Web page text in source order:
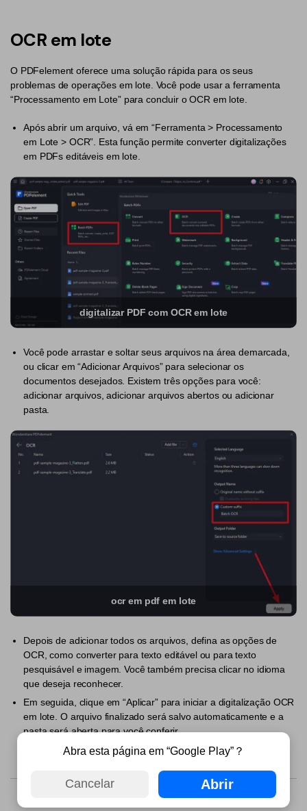
Juntar PDF
Leitor de PDF com IA
Cloud
PDFelement Cloud
Novo PDFelement：
rápido e fácil
Do poder da IA às ferramentas em massa – o novo
PDFelement torna qualquer tarefa em PDF simples e rápida.
Organizar PDF
Formulário PDF
PDF em Lote
Assinar Legalmente
Redigir Inteligente
PDF OCR
Extrair Dados em PDF
PDF Protegido por Senha
Compartilhar PDF
IA de PDF
Resumidor de PDF com IA
Tradutor de PDF com IA
Explicar PDF com IA
Conversar com Documento
Gerador de imagens com IA
Todos os recursos do PDF
Dicas de negócios
Conhecimento de PDF
Soluções de PDF para
Serviço de TI
Jurídico
Saúde
Financeiro
Governo
Publicação
Freelancer
Avaliações & Prêmios
Histórias de clientes
Avaliações de clientes
Prêmios G2
PDFelement para Android
Vídeos Tutoriais
Suporte
Contatar Suporte
Especificações Técnicas
Novidades
Atualizar para o PDFelement 12
OCR em lote
O PDFelement oferece uma solução rápida para os seus
problemas de operações em lote. Você pode usar a ferramenta
“Processamento em Lote” para concluir o OCR em lote.
Após abrir um arquivo, vá em “Ferramenta > Processamento
em Lote > OCR”. Esta função permite converter digitalizações
em PDFs editáveis em lote.
digitalizar PDF com OCR em lote
Você pode arrastar e soltar seus arquivos na área demarcada,
ou clicar em “Adicionar Arquivos” para selecionar os
documentos desejados. Existem três opções para você:
adicionar arquivos, adicionar arquivos abertos ou adicionar
pasta.
ocr em pdf em lote
Depois de adicionar todos os arquivos, defina as opções de
OCR, como converter para texto editável ou para texto
pesquisável e imagem. Você também precisa clicar no idioma
que deseja reconhecer.
Em seguida, clique em “Aplicar” para iniciar a digitalização OCR
em lote. O arquivo finalizado será salvo automaticamente e a
pasta será aberta para você conferir.
Abra esta página em “Google Play”？
Cancelar Abrir